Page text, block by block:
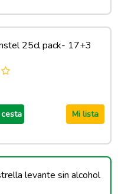
25cl pack- 17+3
Mi lista
levante sin alcohol